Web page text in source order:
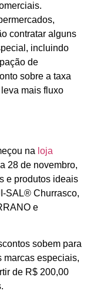
contratar alguns
incluindo
de
sobre a taxa
mais fluxo
na loja
28 de novembro,
e produtos ideais
SAL® Churrasco,
e
sobem para
marcas especiais,
de R$ 200,00